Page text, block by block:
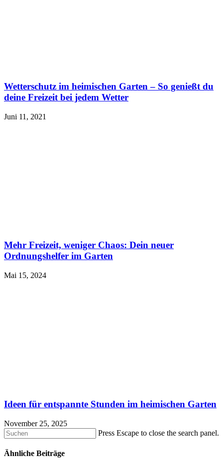
Wetterschutz im heimischen Garten – So genießt du
deine Freizeit bei jedem Wetter
Juni 11, 2021
Mehr Freizeit, weniger Chaos: Dein neuer
Ordnungshelfer im Garten
Mai 15, 2024
Ideen für entspannte Stunden im heimischen Garten
November 25, 2025
Press Escape to close the search panel.
Ähnliche Beiträge